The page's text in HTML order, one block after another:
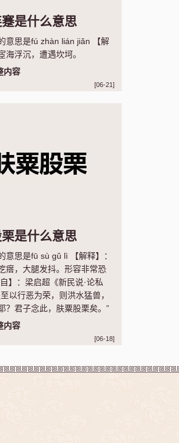
是什么意思
意思是fú zhàn lián jiǎn 【解
海浮沉，遭遇坎坷。
内容
[06-21]
是什么意思
意思是fū sù gǔ lì 【解释】：
瘩，大腿发抖。形容非常恐
】：梁启超《新民说·论私
以行恶为荣，则洪水猛兽，
？君子念此，肤粟股栗矣。”
内容
[06-18]